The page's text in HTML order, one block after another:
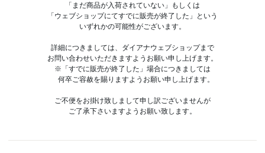
「まだ商品が入荷されていない」もしくは
「ウェブショップにてすでに販売が終了した」という
いずれかの可能性がございます。
詳細につきましては、ダイアナウェブショップまで
お問い合わせいただきますようお願い申し上げます。
※「すでに販売が終了した」場合につきましては
何卒ご容赦を賜りますようお願い申し上げます。
ご不便をお掛け致しまして申し訳ございませんが
ご了承下さいますようお願い致します。